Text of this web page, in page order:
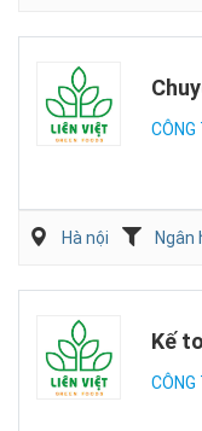
CÔNG
Hà nội
Kế
CÔNG